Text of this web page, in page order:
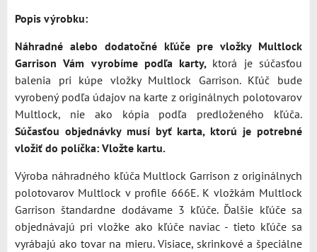
Popis výrobku:
Náhradné alebo dodatočné kľúče pre vložky Multlock
Garrison Vám vyrobíme podľa karty, ktorá je súčasťou
balenia pri kúpe vložky Multlock Garrison. Kľúč bude
vyrobený podľa údajov na karte z originálnych polotovarov
Multlock, nie ako kópia podľa predloženého kľúča.
Súčasťou objednávky musí byť karta, ktorú je potrebné
vložiť do políčka: Vložte kartu.
Výroba náhradného kľúča Multlock Garrison z originálnych
polotovarov Multlock v profile 666E. K vložkám Multlock
Garrison štandardne dodávame 3 kľúče. Ďalšie kľúče sa
objednávajú pri vložke ako kľúče naviac - tieto kľúče sa
vyrábajú ako tovar na mieru. Visiace, skrinkové a špeciálne